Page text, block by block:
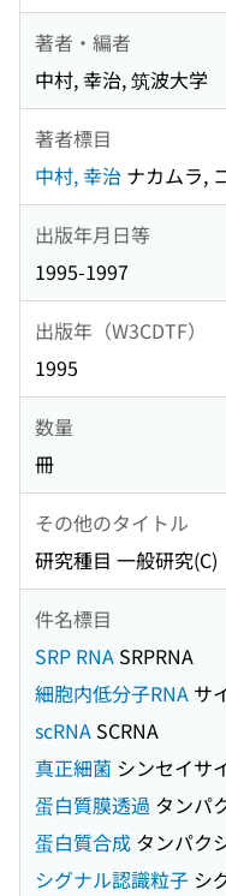
著者・編者
中村, 幸治, 筑波大学
著者標目
中村, 幸治 ナカムラ,
出版年月日等
1995-1997
出版年（W3CDTF）
1995
数量
冊
その他のタイトル
研究種目 一般研究(C)
件名標目
SRP RNA SRPRNA
細胞内低分子RNA サ
scRNA SCRNA
真正細菌 シンセイサ
蛋白質膜透過 タンパ
蛋白質合成 タンパク
シグナル認識粒子 シ